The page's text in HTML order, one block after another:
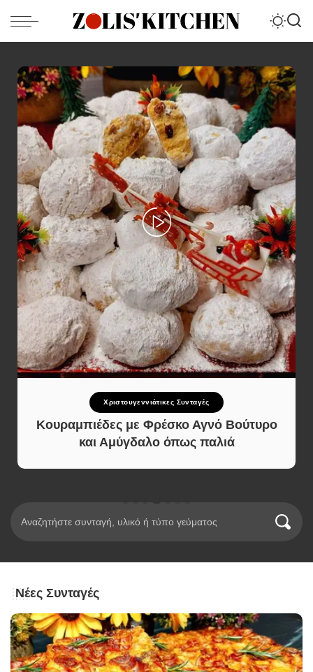
Γλυκό και Επιδόρπιο
Κορμός Σοκολάτας με Μπισκότα
(Μωσαϊκό) Χωρίς Κακάο σε 10 Λεπτά
Νέες Συνταγές